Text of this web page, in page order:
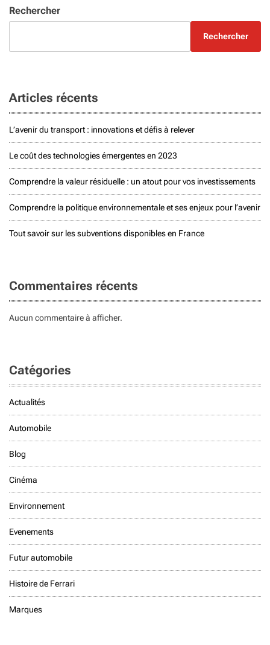
Rechercher
Rechercher
Articles récents
L’avenir du transport : innovations et défis à relever
Le coût des technologies émergentes en 2023
Comprendre la valeur résiduelle : un atout pour vos investissements
Comprendre la politique environnementale et ses enjeux pour l’avenir
Tout savoir sur les subventions disponibles en France
Commentaires récents
Aucun commentaire à afficher.
Catégories
Actualités
Automobile
Blog
Cinéma
Environnement
Evenements
Futur automobile
Histoire de Ferrari
Marques